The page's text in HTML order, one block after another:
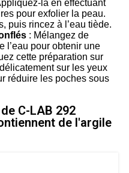
la en effectuant
pour exfolier la peau.
puis rincez à l’eau tiède.
: Mélangez de
l’eau pour obtenir une
cette préparation sur
sur les yeux
réduire les poches sous
C-LAB 292
de l'argile